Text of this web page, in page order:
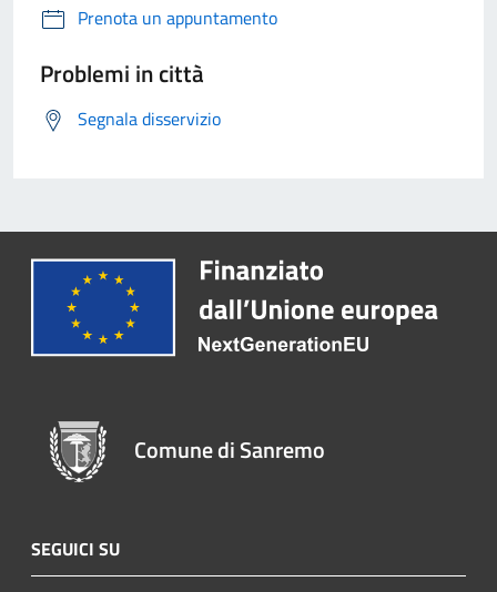
Prenota un appuntamento
Problemi in città
Segnala disservizio
Comune di Sanremo
SEGUICI SU